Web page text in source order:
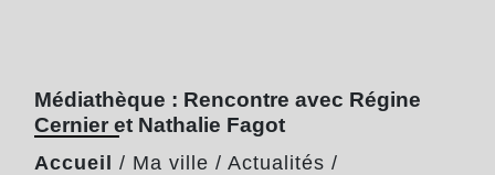
Médiathèque : Rencontre avec Régine
Cernier et Nathalie Fagot
Accueil / Ma ville / Actualités /